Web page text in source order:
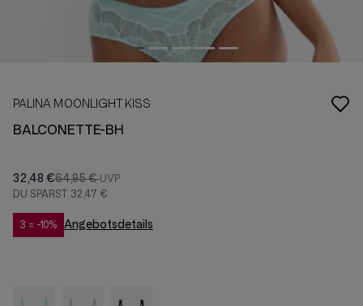
PALINA MOONLIGHT KISS
BALCONETTE-BH
32,48 €64,95 €
DU SPARST 32,47 €
3 = -10% Angebotsdetails